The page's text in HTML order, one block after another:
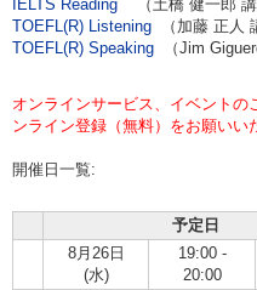
IELTS Reading （土橋 健一郎 講
TOEFL(R) Listening （加藤 正人
TOEFL(R) Speaking （Jim
オンラインサービス、イベント
ンライン登録（無料）をお願いい
開催日一覧:
予定日
8月26日
(水)
19:00 -
20:00